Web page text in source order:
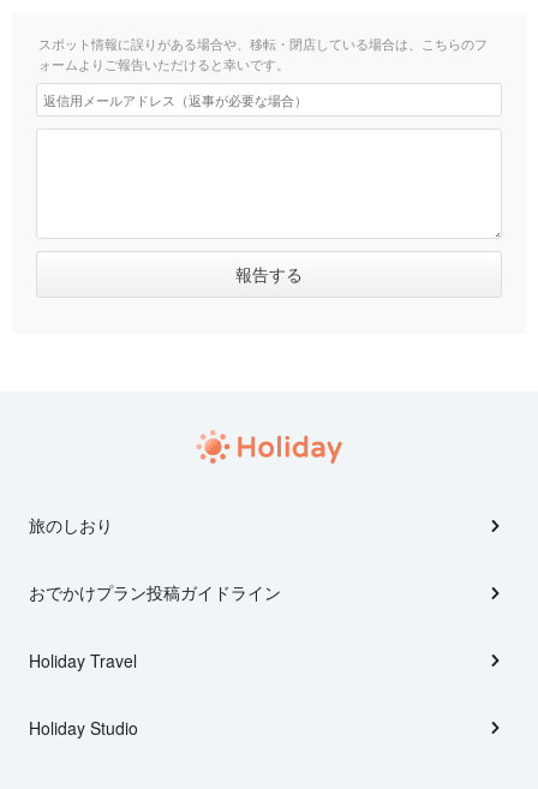
スポット情報に誤りがある場合や、移転・閉店している場合は、こちらのフ
ォームよりご報告いただけると幸いです。
旅のしおり
おでかけプラン投稿ガイドライン
Holiday Travel
Holiday Studio